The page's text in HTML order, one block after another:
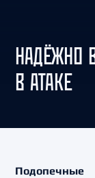
НАДЁЖНО
В АТАКЕ
Подопечные